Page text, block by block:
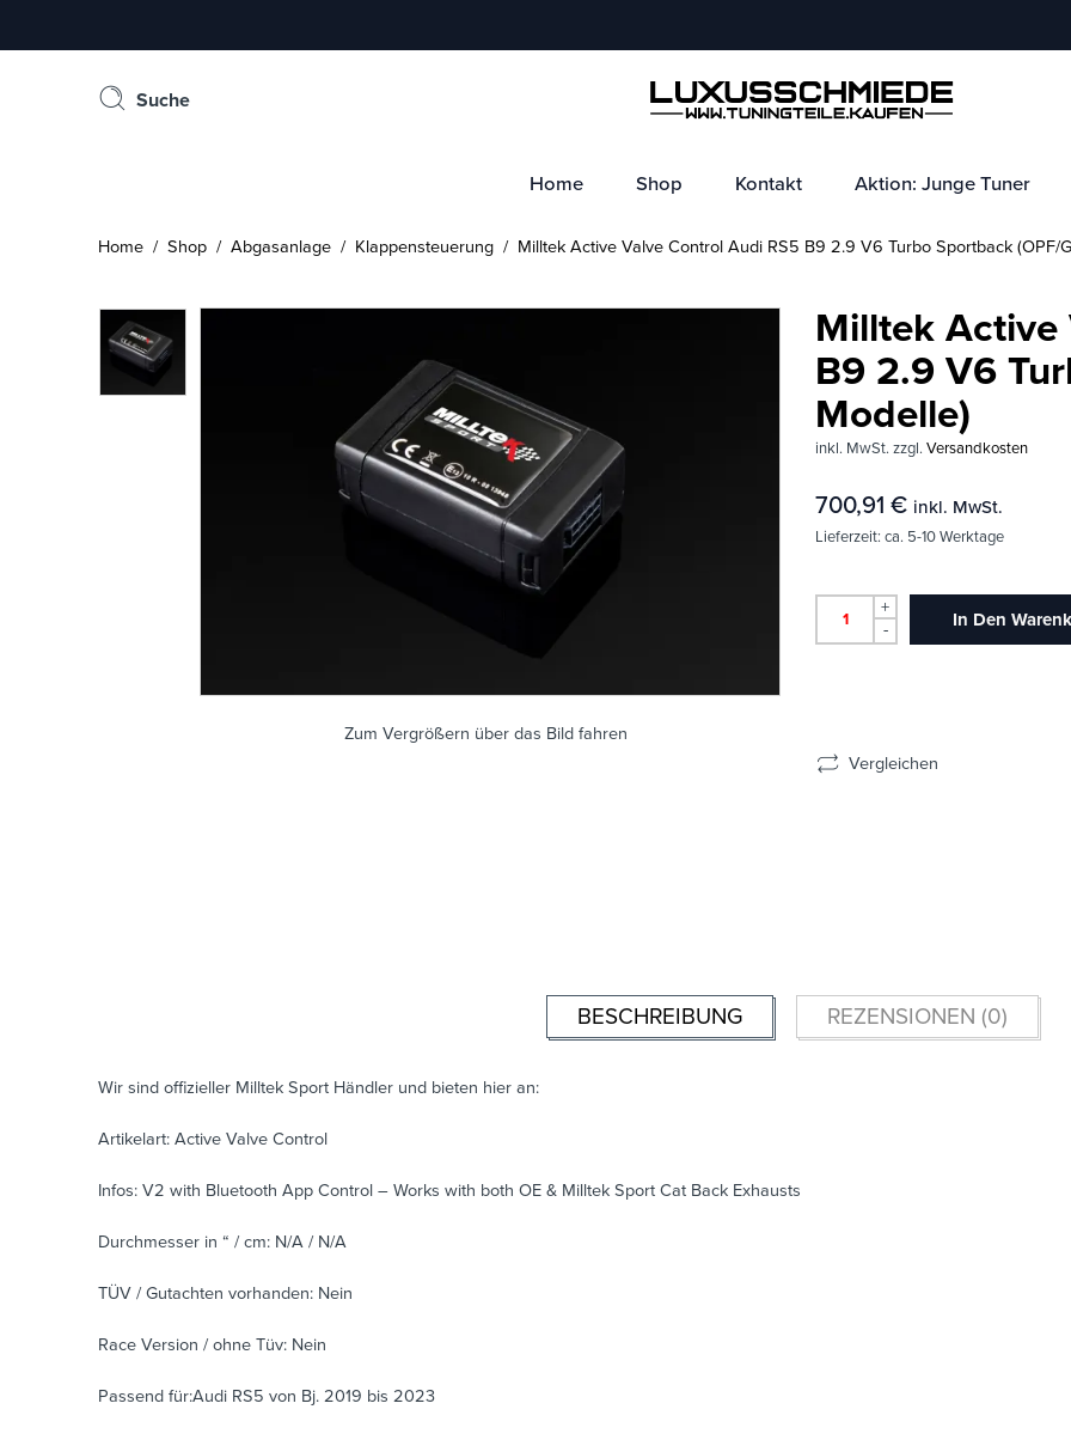
Suche
Home Shop Kontakt Aktion: Junge Tuner
Home / Shop / Abgasanlage / Klappensteuerung / Milltek Active Valve Control Audi RS5 B9 2.9 V6 Turbo Sportback (OPF/
Zum Vergrößern über das Bild fahren
Milltek Active
B9 2.9 V6
Modelle)
inkl. MwSt. zzgl. Versandkosten
700,91 € inkl. MwSt.
Lieferzeit: ca. 5-10 Werktage
+
-
In Den
Vergleichen
BESCHREIBUNG REZENSIONEN (0)
Wir sind offizieller Milltek Sport Händler und bieten hier an:
Artikelart: Active Valve Control
Infos: V2 with Bluetooth App Control – Works with both OE & Milltek Sport Cat Back Exhausts
Durchmesser in “ / cm: N/A / N/A
TÜV / Gutachten vorhanden: Nein
Race Version / ohne Tüv: Nein
Passend für:Audi RS5 von Bj. 2019 bis 2023